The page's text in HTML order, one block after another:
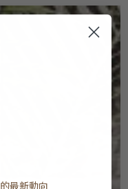
的最新動向